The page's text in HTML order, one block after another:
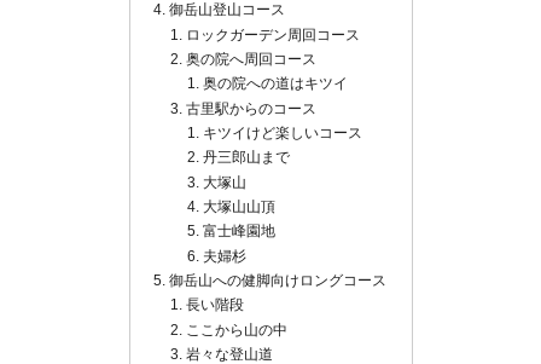
御岳山登山コース
ロックガーデン周回コース
奥の院へ周回コース
奥の院への道はキツイ
古里駅からのコース
キツイけど楽しいコース
丹三郎山まで
大塚山
大塚山山頂
富士峰園地
夫婦杉
御岳山への健脚向けロングコース
長い階段
ここから山の中
岩々な登山道